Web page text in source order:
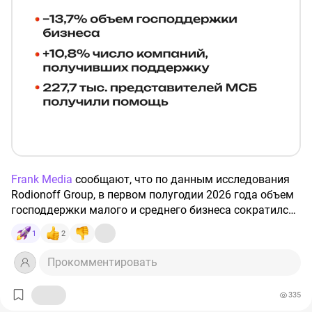
Frank Media сообщают, что по данным исследования
Rodionoff Group, в первом полугодии 2026 года объем
господдержки малого и среднего бизнеса сократился
на 13,7% — со 164,9 млрд ₽ до 142,3 млрд ₽.
При этом количество компаний, получивших
поддержку, выросло на 10,8%. То есть
предпринимателей, которым нужны инструменты
развития, становится больше, а доступный объем
1 2
Прокомментировать
335